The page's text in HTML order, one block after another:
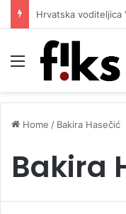
Menu
Home / Bakira Hasečić
Bakira